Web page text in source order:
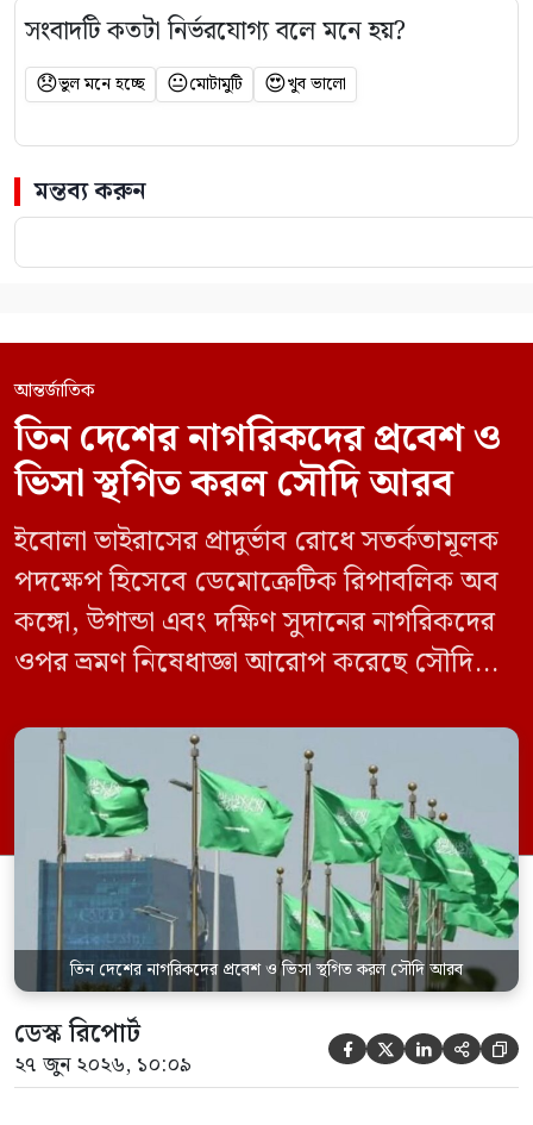
সংবাদটি কতটা নির্ভরযোগ্য বলে মনে হয়?
😞ভুল মনে হচ্ছে 😐মোটামুটি 😍খুব ভালো
মন্তব্য করুন
আন্তর্জাতিক
তিন দেশের নাগরিকদের প্রবেশ ও
ভিসা স্থগিত করল সৌদি আরব
ইবোলা ভাইরাসের প্রাদুর্ভাব রোধে সতর্কতামূলক
পদক্ষেপ হিসেবে ডেমোক্রেটিক রিপাবলিক অব
কঙ্গো, উগান্ডা এবং দক্ষিণ সুদানের নাগরিকদের
ওপর ভ্রমণ নিষেধাজ্ঞা আরোপ করেছে সৌদি
যেকোনো ভ্রমণকারীর জন্য ভিসা ইস্যু এবং
সৌদিতে প্রবেশ সাময়িকভাবে স্থগিত করা
হয়েছে। সৌদি প্রেস এজেন্সি (এসপিএ)
জানিয়েছে, এই নিষেধাজ্ঞা শুধুমাত্র সরাসরি ওই
তিন দেশ থেকে […]
তিন দেশের নাগরিকদের প্রবেশ ও ভিসা স্থগিত করল সৌদি আরব
ডেস্ক রিপোর্ট
২৭ জুন ২০২৬, ১০:০৯     